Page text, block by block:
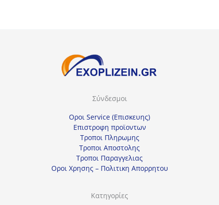
Σύνδεσμοι
Οροι Service (Επισκευης)
Επιστροφη προϊοντων
Τροποι Πληρωμης
Τροποι Αποστολης
Τροποι Παραγγελιας
Οροι Χρησης – Πολιτικη Απορρητου
Κατηγορίες